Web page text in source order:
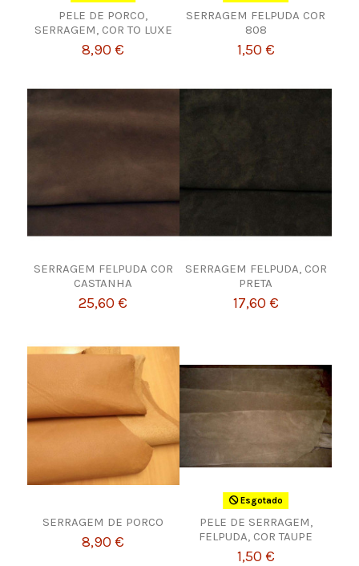
PELE DE PORCO,
SERRAGEM, COR TO LUXE
8,90 €
SERRAGEM FELPUDA COR
808
1,50 €
SERRAGEM FELPUDA COR
CASTANHA
25,60 €
SERRAGEM FELPUDA, COR
PRETA
17,60 €
SERRAGEM DE PORCO
8,90 €
Esgotado
PELE DE SERRAGEM,
FELPUDA, COR TAUPE
1,50 €